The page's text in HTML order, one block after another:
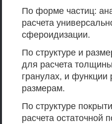
По форме частиц:
расчета
сфероидизации.
По структуре и
для расчета
гранулах, и функции
размерам.
По структуре
расчета остаточной